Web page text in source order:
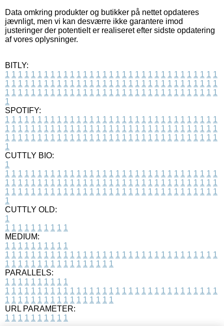
Data omkring produkter og butikker på nettet opdateres
jævnligt, men vi kan desværre ikke garantere imod
justeringer der potentielt er realiseret efter sidste opdatering
af vores oplysninger.
BITLY:
1 1 1 1 1 1 1 1 1 1 1 1 1 1 1 1 1 1 1 1 1 1 1 1 1 1 1 1 1 1 1 1 1
1 1 1 1 1 1 1 1 1 1 1 1 1 1 1 1 1 1 1 1 1 1 1 1 1 1 1 1 1 1 1 1 1
1 1 1 1 1 1 1 1 1 1 1 1 1 1 1 1 1 1 1 1 1 1 1 1 1 1 1 1 1 1 1 1 1
1
SPOTIFY:
1 1 1 1 1 1 1 1 1 1 1 1 1 1 1 1 1 1 1 1 1 1 1 1 1 1 1 1 1 1 1 1 1
1 1 1 1 1 1 1 1 1 1 1 1 1 1 1 1 1 1 1 1 1 1 1 1 1 1 1 1 1 1 1 1 1
1 1 1 1 1 1 1 1 1 1 1 1 1 1 1 1 1 1 1 1 1 1 1 1 1 1 1 1 1 1 1 1 1
1
CUTTLY BIO:
1
1 1 1 1 1 1 1 1 1 1 1 1 1 1 1 1 1 1 1 1 1 1 1 1 1 1 1 1 1 1 1 1 1
1 1 1 1 1 1 1 1 1 1 1 1 1 1 1 1 1 1 1 1 1 1 1 1 1 1 1 1 1 1 1 1 1
1 1 1 1 1 1 1 1 1 1 1 1 1 1 1 1 1 1 1 1 1 1 1 1 1 1 1 1 1 1 1 1 1
1
CUTTLY OLD:
1
1 1 1 1 1 1 1 1 1 1
MEDIUM:
1 1 1 1 1 1 1 1 1 1
1 1 1 1 1 1 1 1 1 1 1 1 1 1 1 1 1 1 1 1 1 1 1 1 1 1 1 1 1 1 1 1 1
1 1 1 1 1 1 1 1 1 1 1 1 1 1 1 1 1
PARALLELS:
1 1 1 1 1 1 1 1 1 1
1 1 1 1 1 1 1 1 1 1 1 1 1 1 1 1 1 1 1 1 1 1 1 1 1 1 1 1 1 1 1 1 1
1 1 1 1 1 1 1 1 1 1 1 1 1 1 1 1 1
URL PARAMETER:
1 1 1 1 1 1 1 1 1 1